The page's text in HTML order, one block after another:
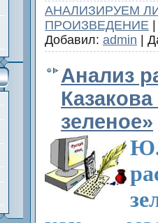
АНАЛИЗИРУЕМ
ПРОИЗВЕДЕНИЕ
Добавил: admin |
Анализ
зеленое»